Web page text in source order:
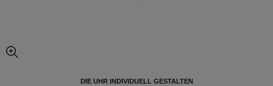
vergrößerter teil des bildes
DIE UHR INDIVIDUELL GESTALTEN